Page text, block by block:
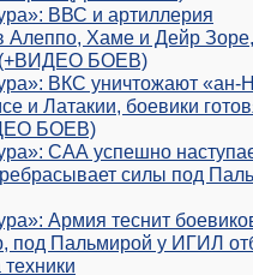
ВВС и артиллерия
Алеппо, Хаме и Дейр
(+ВИДЕО БОЕВ)
ВКС уничтожают «ан-
и Латакии, боевики
БОЕВ)
САА успешно
силы под
Армия теснит
под Пальмирой у ИГИЛ